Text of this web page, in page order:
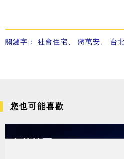
關鍵字： 社會住宅 蔣萬安 台
您也可能喜歡